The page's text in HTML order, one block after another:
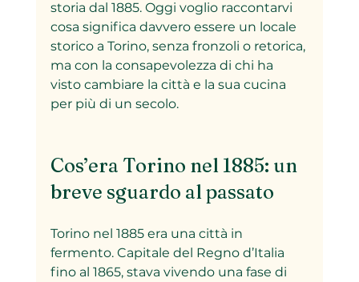
storia dal 1885. Oggi voglio raccontarvi
cosa significa davvero essere un locale
storico a Torino, senza fronzoli o retorica,
ma con la consapevolezza di chi ha
visto cambiare la città e la sua cucina
per più di un secolo.
Cos’era Torino nel 1885: un
breve sguardo al passato
Torino nel 1885 era una città in
fermento. Capitale del Regno d’Italia
fino al 1865, stava vivendo una fase di